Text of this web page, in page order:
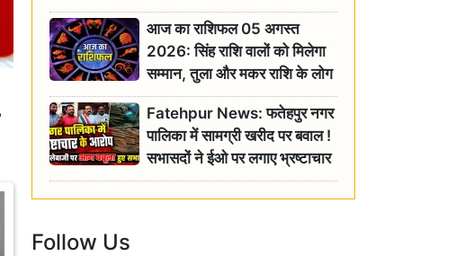
बड़ा झटका, योगी ने जताया दुःख
आज का राशिफल 05 अगस्त
2026: सिंह राशि वालों को मिलेगा
सम्मान, तुला और मकर राशि के लोग
रहें सतर्क
Fatehpur News: फतेहपुर नगर
पालिका में सामग्री खरीद पर बवाल !
सभासदों ने ईओ पर लगाए भ्रष्टाचार
के गंभीर आरोप
Follow Us